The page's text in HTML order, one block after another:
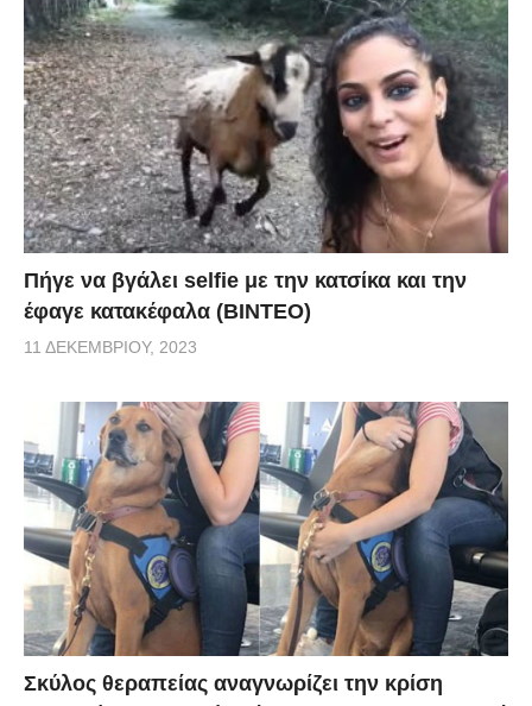
Πήγε να βγάλει selfie με την κατσίκα και την
έφαγε κατακέφαλα (ΒΙΝΤΕΟ)
11 ΔΕΚΕΜΒΡΊΟΥ, 2023
Σκύλος θεραπείας αναγνωρίζει την κρίση